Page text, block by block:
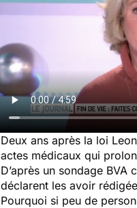
Deux ans après la loi
actes médicaux qui
D’après un sondage
déclarent les avoir
Pourquoi si peu de